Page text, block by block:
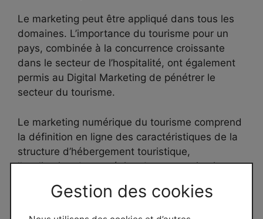
Le marketing peut être appliqué dans tous les
domaines. L’importance du tourisme pour un
pays, combinée à la concurrence croissante
dans le secteur de l’hospitalité, ont également
permis au Digital Marketing de pénétrer le
secteur du tourisme.
Le marketing numérique du tourisme comprend
la définition en ligne des caractéristiques de la
structure d’hébergement touristique,
l’application de stratégies de communication sur
en plus structurées avec les utilisateurs
Gestion des cookies